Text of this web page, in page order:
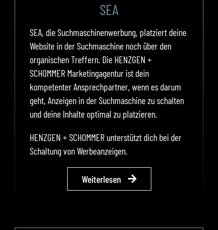
SEA
SEA, die Suchmaschinenwerbung, platziert deine
Website in der Suchmaschine noch über den
organischen Treffern. Die HENZGEN +
SCHOMMER Marketingagentur ist dein
kompetenter Ansprechpartner, wenn es darum
geht, Anzeigen in der Suchmaschine zu schalten
und deine Inhalte optimal zu platzieren.
HENZGEN + SCHOMMER unterstützt dich bei der
Schaltung von Werbeanzeigen.
Weiterlesen